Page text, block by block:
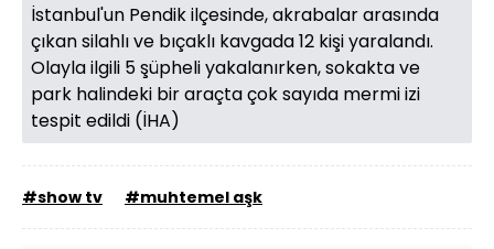
İstanbul'un Pendik ilçesinde, akrabalar arasında
çıkan silahlı ve bıçaklı kavgada 12 kişi yaralandı.
Olayla ilgili 5 şüpheli yakalanırken, sokakta ve
park halindeki bir araçta çok sayıda mermi izi
tespit edildi (İHA)
#show tv #muhtemel aşk